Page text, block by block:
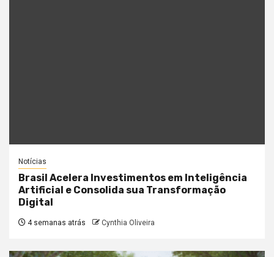
Notícias
Brasil Acelera Investimentos em Inteligência
Artificial e Consolida sua Transformação
Digital
4 semanas atrás Cynthia Oliveira